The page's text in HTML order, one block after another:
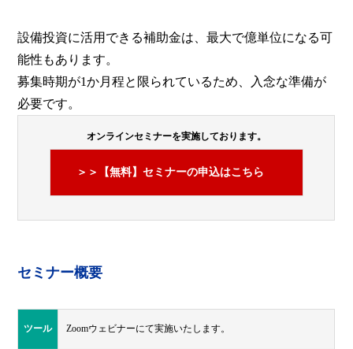
設備投資に活用できる補助金は、最大で億単位になる可
能性もあります。
募集時期が1か月程と限られているため、入念な準備が
必要です。
オンラインセミナーを実施しております。
＞＞【無料】セミナーの申込はこちら
セミナー概要
ツール Zoomウェビナーにて実施いたします。